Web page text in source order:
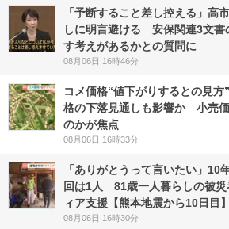
「予断すること差し控える」高
しに明言避ける 安保関連3文書
す考えがあるかとの質問に
08月06日 16時46分
コメ価格“値下がりするとの見
格の下落見通しも影響か 小売
のかが焦点
08月06日 16時33分
「ありがとうって言いたい」10
回は1人 81歳一人暮らしの被災
ィア支援【熊本地震から10日目】
08月06日 16時30分